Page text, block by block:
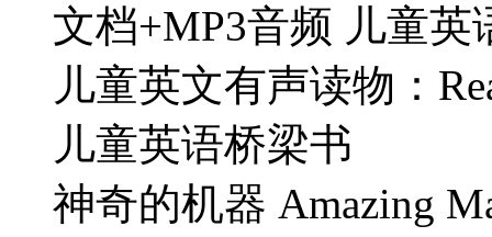
文档+MP3音频 儿童英
儿童英文有声读物：
儿童英语桥梁书
神奇的机器 Amazing